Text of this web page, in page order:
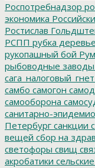
Роспотребнадзор
экономика
Ростислав
РСПП рубка
рукопашный бой
рыбоводные заводы
сага_налоговый_гнет
самбо самогон
самооборона
санитарно-
Петербург санкции
вещей сбор на
светофоры свищ
акробатики